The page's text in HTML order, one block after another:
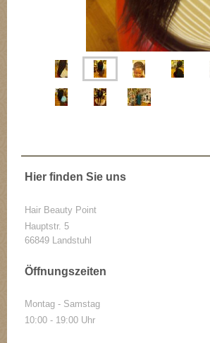
Hier finden Sie uns
Hair Beauty Point
Hauptstr. 5
66849
Landstuhl
Öffnungszeiten
Montag - Samstag
10:00 - 19:00 Uhr